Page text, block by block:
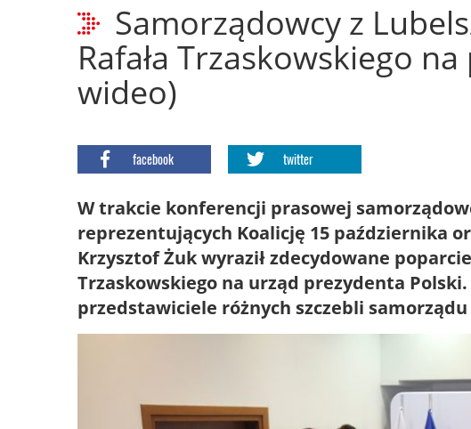
Samorządowcy z
Rafała Trzaskowskiego
wideo)
facebook twitter
W trakcie konferencji prasowej
reprezentujących Koalicję 15 października
Krzysztof Żuk wyraził zdecydowane
Trzaskowskiego na urząd prezydenta
przedstawiciele różnych szczebli